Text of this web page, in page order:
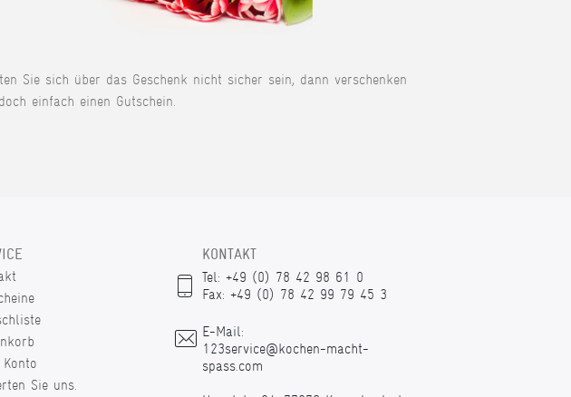
Sie sich über das Geschenk nicht sicher sein, dann verschenken
einfach einen Gutschein.
Sie uns.
KONTAKT
Tel: +49 (0) 78 42 98 61 0
Fax: +49 (0) 78 42 99 79 45 3
E-Mail:
123service@kochen-macht-
spass.com